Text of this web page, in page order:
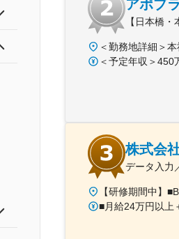
アポプ
【日本橋
株式会
データ入力